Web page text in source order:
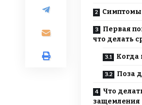
Первая
что делать
Когда
Поза
Что
защемления